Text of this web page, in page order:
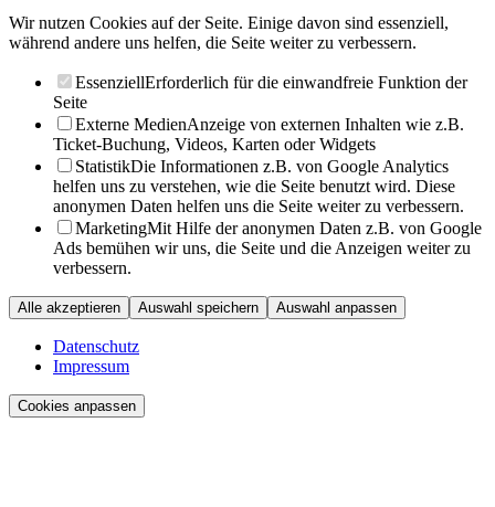
Wir nutzen Cookies auf der Seite. Einige davon sind essenziell,
während andere uns helfen, die Seite weiter zu verbessern.
EssenziellErforderlich für die einwandfreie Funktion der
Seite
Externe MedienAnzeige von externen Inhalten wie z.B.
Ticket-Buchung, Videos, Karten oder Widgets
StatistikDie Informationen z.B. von Google Analytics
helfen uns zu verstehen, wie die Seite benutzt wird. Diese
anonymen Daten helfen uns die Seite weiter zu verbessern.
MarketingMit Hilfe der anonymen Daten z.B. von Google
Ads bemühen wir uns, die Seite und die Anzeigen weiter zu
verbessern.
Alle akzeptieren Auswahl speichern Auswahl anpassen
Datenschutz
Impressum
Cookies anpassen